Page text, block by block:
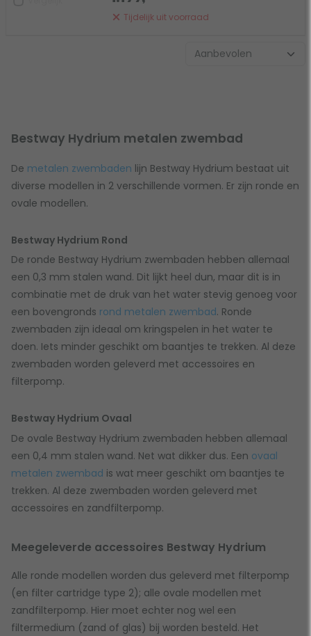
Tijdelijk uit voorraad
Bestway Hydrium metalen zwembad
De metalen zwembaden lijn Bestway Hydrium bestaat uit
diverse modellen in 2 verschillende vormen. Er zijn ronde en
ovale modellen.
Bestway Hydrium Rond
De ronde Bestway Hydrium zwembaden hebben allemaal
een 0,3 mm stalen wand. Dit lijkt heel dun, maar dit is in
combinatie met de druk van het water stevig genoeg voor
een bovengronds rond metalen zwembad. Ronde
zwembaden zijn ideaal om kringspelen in het water te
doen. Iets minder geschikt om baantjes te trekken. Al deze
zwembaden worden geleverd met accessoires en
filterpomp.
Bestway Hydrium Ovaal
De ovale Bestway Hydrium zwembaden hebben allemaal
een 0,4 mm stalen wand. Net wat dikker dus. Een ovaal
metalen zwembad is wat meer geschikt om baantjes te
trekken. Al deze zwembaden worden geleverd met
accessoires en zandfilterpomp.
Meegeleverde accessoires Bestway Hydrium
Alle ronde modellen worden dus geleverd met filterpomp
(en filter cartridge type 2); alle ovale modellen met
zandfilterpomp. Hier moet echter nog wel een
filtermedium (zand of glas) bij worden besteld. Het